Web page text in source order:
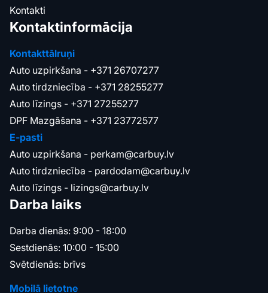
Kontakti
Kontaktinformācija
Kontakttālruņi
Auto uzpirkšana - +371 26707277
Auto tirdzniecība - +371 28255277
Auto līzings - +371 27255277
DPF Mazgāšana - +371 23772577
E-pasti
Auto uzpirkšana - perkam@carbuy.lv
Auto tirdzniecība - pardodam@carbuy.lv
Auto līzings - lizings@carbuy.lv
Darba laiks
Darba dienās: 9:00 - 18:00
Sestdienās: 10:00 - 15:00
Svētdienās: brīvs
Mobilā lietotne